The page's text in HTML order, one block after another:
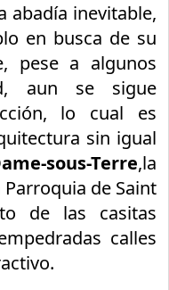
abadía inevitable,
en busca de su
pese a algunos
aun se sigue
lo cual es
sin igual
sous-Terre,la
de Saint
de las casitas
calles